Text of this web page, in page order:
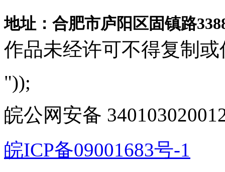
地址：合肥市庐阳区固镇路
作品未经许可不得复制或
"));
皖公网安备
皖ICP备09001683号-1